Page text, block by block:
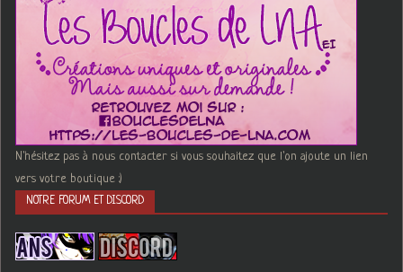
N'hésitez pas à nous contacter si vous souhaitez que l'on ajoute un lien
vers votre boutique :)
NOTRE FORUM ET DISCORD